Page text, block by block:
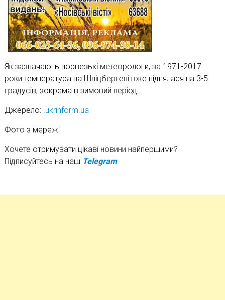
Як зазначають норвезькі метеорологи, за 1971-2017
роки температура на Шпіцбергені вже піднялася на 3-5
градусів, зокрема в зимовий період.
Джерело: .ukrinform.ua
Фото з мережі
Хочете отримувати цікаві новини найпершими?
Підписуйтесь на наш Telegram